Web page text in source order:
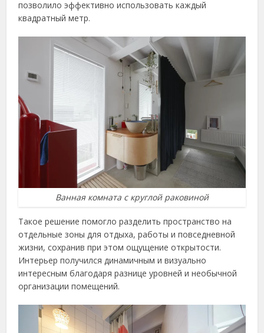
позволило эффективно использовать каждый
квадратный метр.
Ванная комната с круглой раковиной
Такое решение помогло разделить пространство на
отдельные зоны для отдыха, работы и повседневной
жизни, сохранив при этом ощущение открытости.
Интерьер получился динамичным и визуально
интересным благодаря разнице уровней и необычной
организации помещений.